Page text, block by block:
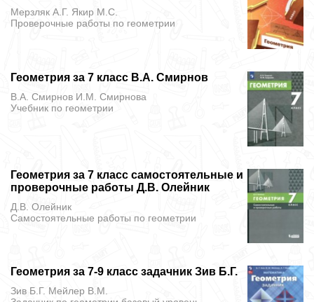
Мерзляк А.Г. Якир М.С.
Проверочные работы по геометрии
Геометрия за 7 класс В.А. Смирнов
В.А. Смирнов И.М. Смирнова
Учебник по геометрии
Геометрия за 7 класс самостоятельные и
проверочные работы Д.В. Олейник
Д.В. Олейник
Самостоятельные работы по геометрии
Геометрия за 7-9 класс задачник Зив Б.Г.
Зив Б.Г. Мейлер В.М.